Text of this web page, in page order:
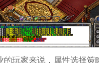
的玩家来说，属性选择策